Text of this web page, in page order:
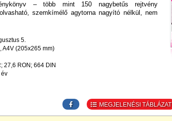
– több mint 150 nagybetűs rejtvény
szemkímélő agytorna nagyító nélkül, nem
5.
A4V (205x265 mm)
27,6 RON; 664 DIN
év
MEGJELENÉSI TÁBLÁZAT